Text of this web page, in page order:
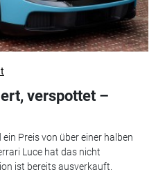
verspottet –
Preis von über einer halben
Luce hat das nicht
ist bereits ausverkauft.